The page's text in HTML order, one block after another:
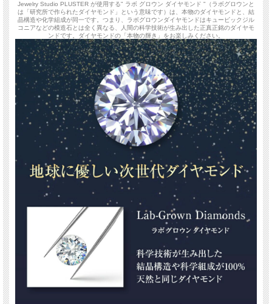
Jewelry Studio PLUSTER が使用する" ラボ グロウン ダイヤモンド "（ラボグロウンと
は「研究所で作られたダイヤモンド」という意味です）は、本物のダイヤモンドと、結
晶構造や化学組成が同一です。つまり、ラボグロウンダイヤモンドはキュービックジル
コニアなどの模造石とは全く異なる、人間の科学技術が生み出した正真正銘のダイヤモ
ンドです。ダイヤモンドの「本物の輝き」をお楽しみください。